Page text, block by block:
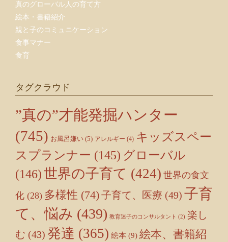
真のグローバル人の育て方
絵本・書籍紹介
親と子のコミュニケーション
食事マナー
食育
タグクラウド
”真の”才能発掘ハンター
(745) お風呂嫌い (5) アレルギー (4) キッズスペー
スプランナー (145) グローバル
(146)世界の子育て (424) 世界の食文
化 (28) 多様性 (74)子育て、医療 (49) 子育
て、悩み (439) 教育迷子のコンサルタント (2) 楽し
む (43) 発達 (365) 絵本 (9) 絵本、書籍紹